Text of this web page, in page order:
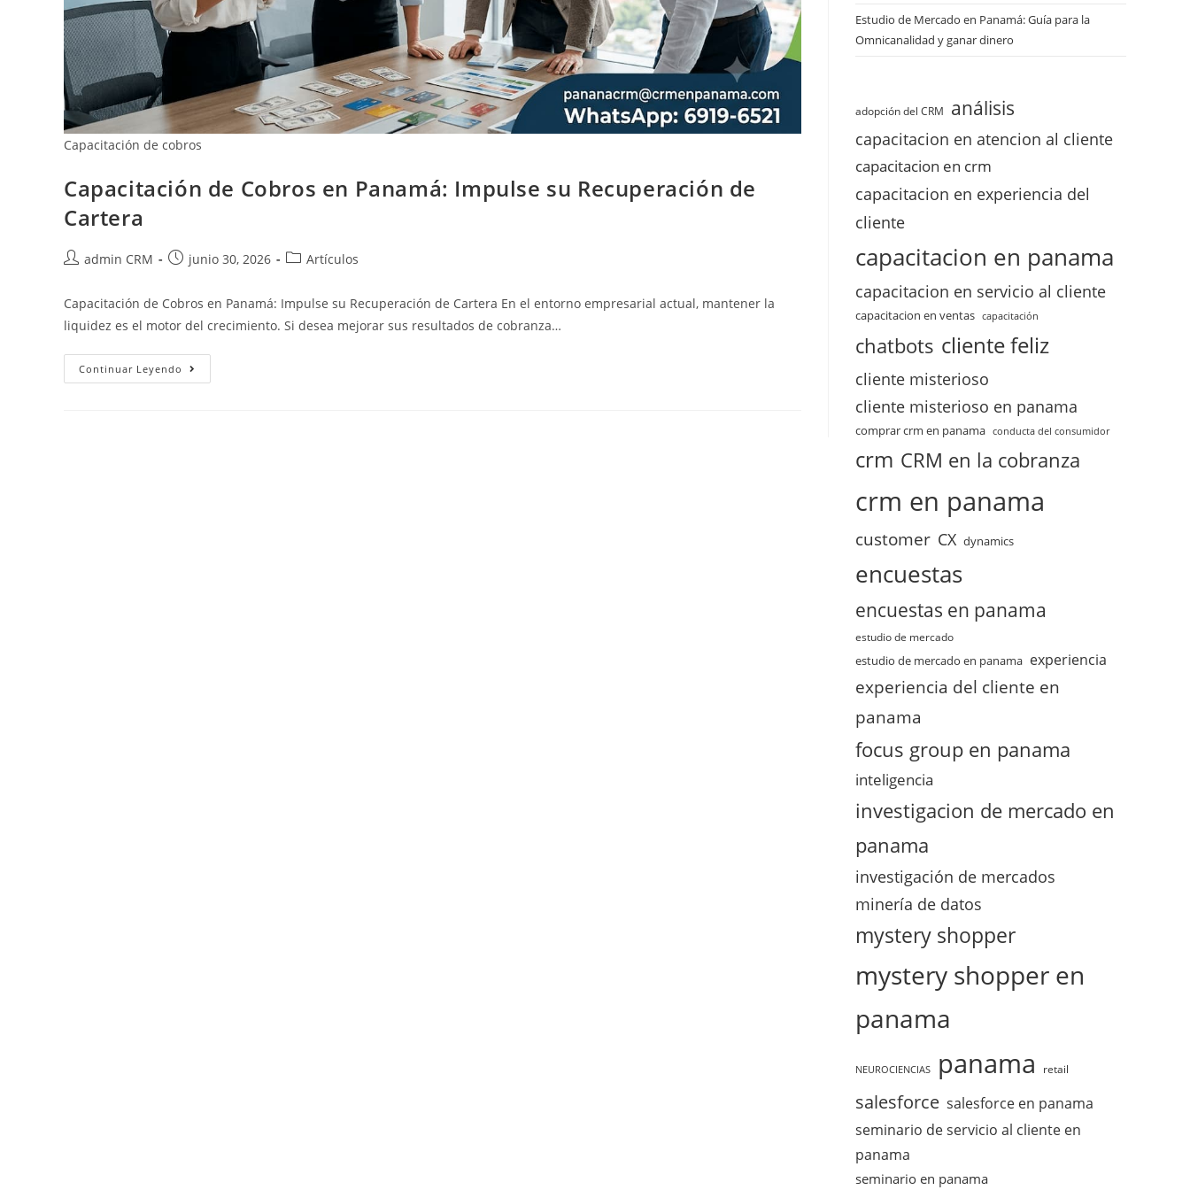
Capacitación de cobros
Capacitación de Cobros en Panamá: Impulse su Recuperación de
Cartera
admin CRM junio 30, 2026 Artículos
Capacitación de Cobros en Panamá: Impulse su Recuperación de Cartera En el entorno empresarial actual, mantener la
liquidez es el motor del crecimiento. Si desea mejorar sus resultados de cobranza…
Continuar Leyendo
Estudio de Mercado en Panamá: Guía para la
Omnicanalidad y ganar dinero
adopción del CRM análisis
capacitacion en atencion al cliente
capacitacion en crm
capacitacion en experiencia del
cliente
capacitacion en panama
capacitacion en servicio al cliente
capacitacion en ventas capacitación
chatbots cliente feliz
cliente misterioso
cliente misterioso en panama
comprar crm en panama conducta del consumidor
crm CRM en la cobranza
crm en panama
customer CX dynamics
encuestas
encuestas en panama
estudio de mercado
estudio de mercado en panama experiencia
experiencia del cliente en
panama
focus group en panama
inteligencia
investigacion de mercado en
panama
investigación de mercados
minería de datos
mystery shopper
mystery shopper en
panama
NEUROCIENCIAS panama retail
salesforce salesforce en panama
seminario de servicio al cliente en
panama
seminario en panama